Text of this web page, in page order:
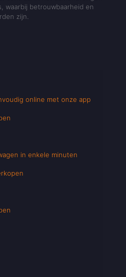
waarbij betrouwbaarheid en
zijn.
online met onze app
in enkele minuten